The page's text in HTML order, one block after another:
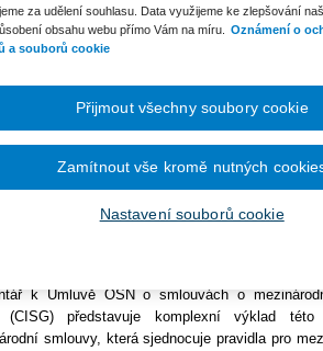
komentáře
vázaná
stran 400
978-80-7676-914-4
k Úmluvě OSN o smlouvách o
(CISG) představuje komplexní výklad této
smlouvy, která sjednocuje pravidla pro
za udělení souhlasu. Data využijeme ke zlepšování
obsahu webu přímo Vám na míru.
Oznámení o
a souborů cookie
Nastavení souborů cookie
Zamítnout vše kromě nutných
Přijmout všechny soubory cookie